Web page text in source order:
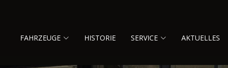
FAHRZEUGE HISTORIE SERVICE AKTUELLES